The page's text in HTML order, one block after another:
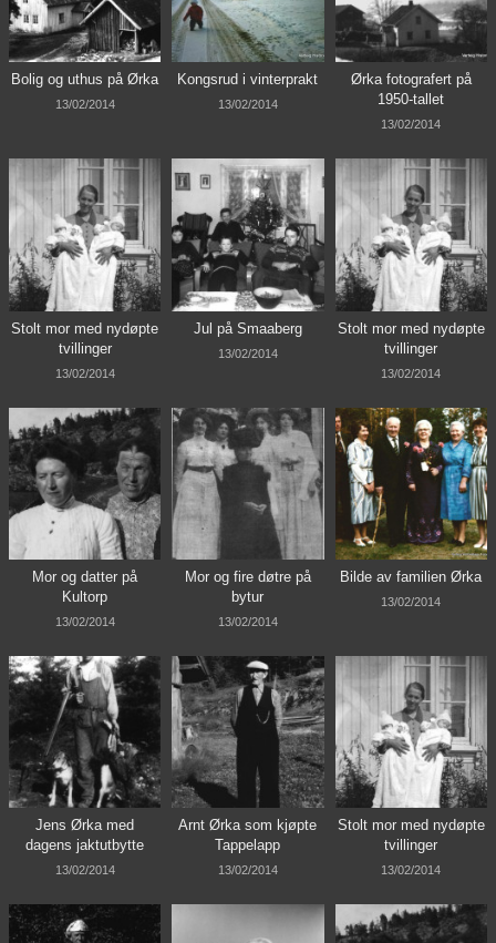
Bolig og uthus på Ørka
13/02/2014
Kongsrud i vinterprakt
13/02/2014
Ørka fotografert på
1950-tallet
13/02/2014
Stolt mor med nydøpte
tvillinger
13/02/2014
Jul på Smaaberg
13/02/2014
Stolt mor med nydøpte
tvillinger
13/02/2014
Mor og datter på
Kultorp
13/02/2014
Mor og fire døtre på
bytur
13/02/2014
Bilde av familien Ørka
13/02/2014
Jens Ørka med
dagens jaktutbytte
13/02/2014
Arnt Ørka som kjøpte
Tappelapp
13/02/2014
Stolt mor med nydøpte
tvillinger
13/02/2014